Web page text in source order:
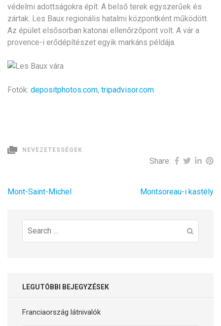
védelmi adottságokra épít. A belső terek egyszerűek és
zártak. Les Baux regionális hatalmi központként működött.
Az épület elsősorban katonai ellenőrzőpont volt. A vár a
provence-i erődépítészet egyik markáns példája.
Fotók: depositphotos.com, tripadvisor.com
NEVEZETESSÉGEK
Share:
Bejegyzés
Mont-Saint-Michel Montsoreau-i kastély
Search
for:
LEGUTÓBBI BEJEGYZÉSEK
Franciaország látnivalók